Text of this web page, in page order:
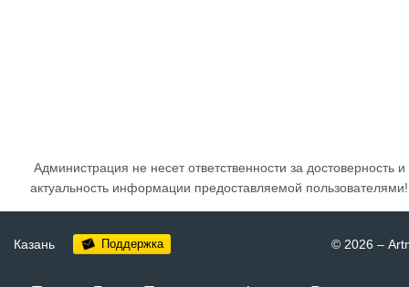
Администрация не несет ответственности за достоверность и
актуальность информации предоставляемой пользователями!
Казань Поддержка © 2026 –